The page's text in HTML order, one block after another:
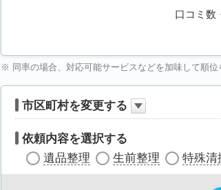
口コミ数
※ 同率の場合、対応可能サービスなどを加味して順
市区町村を変更する
依頼内容を選択する
遺品整理
生前整理 特殊清